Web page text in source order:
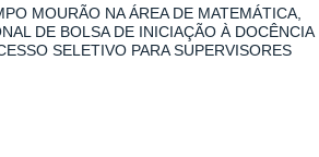
MOURÃO NA ÁREA DE MATEMÁTICA,
DE BOLSA DE INICIAÇÃO À DOCÊNCIA
SELETIVO PARA SUPERVISORES